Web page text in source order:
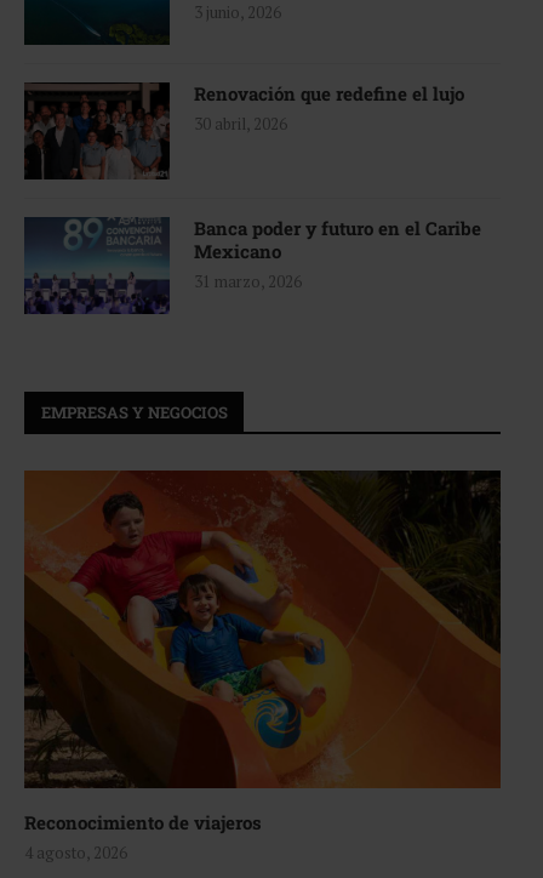
3 junio, 2026
Renovación que redefine el lujo
30 abril, 2026
Banca poder y futuro en el Caribe
Mexicano
31 marzo, 2026
EMPRESAS Y NEGOCIOS
Reconocimiento de viajeros
4 agosto, 2026